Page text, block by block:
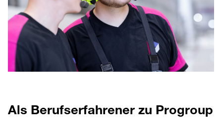
Als Berufserfahrener zu Progroup